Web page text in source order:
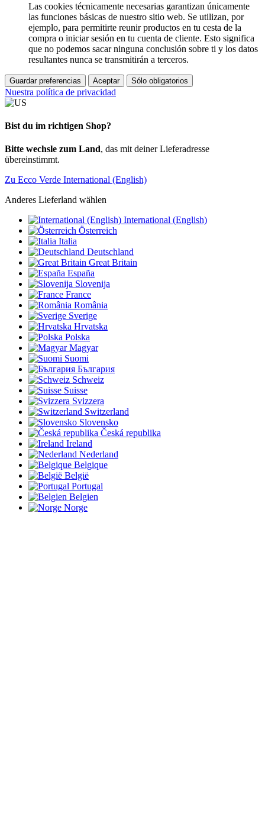
Las cookies técnicamente necesarias garantizan únicamente
las funciones básicas de nuestro sitio web. Se utilizan, por
ejemplo, para permitirte reunir productos en tu cesta de la
compra o iniciar sesión en tu cuenta de cliente. Esto significa
que no podemos sacar ninguna conclusión sobre ti y los datos
resultantes nunca se transmitirán a terceros.
Guardar preferencias Aceptar Sólo obligatorios
Nuestra política de privacidad
Bist du im richtigen Shop?
Bitte wechsle zum Land, das mit deiner Lieferadresse
übereinstimmt.
Zu Ecco Verde International (English)
Anderes Lieferland wählen
International (English)
Österreich
Italia
Deutschland
Great Britain
España
Slovenija
France
România
Sverige
Hrvatska
Polska
Magyar
Suomi
България
Schweiz
Suisse
Svizzera
Switzerland
Slovensko
Česká republika
Ireland
Nederland
Belgique
België
Portugal
Belgien
Norge